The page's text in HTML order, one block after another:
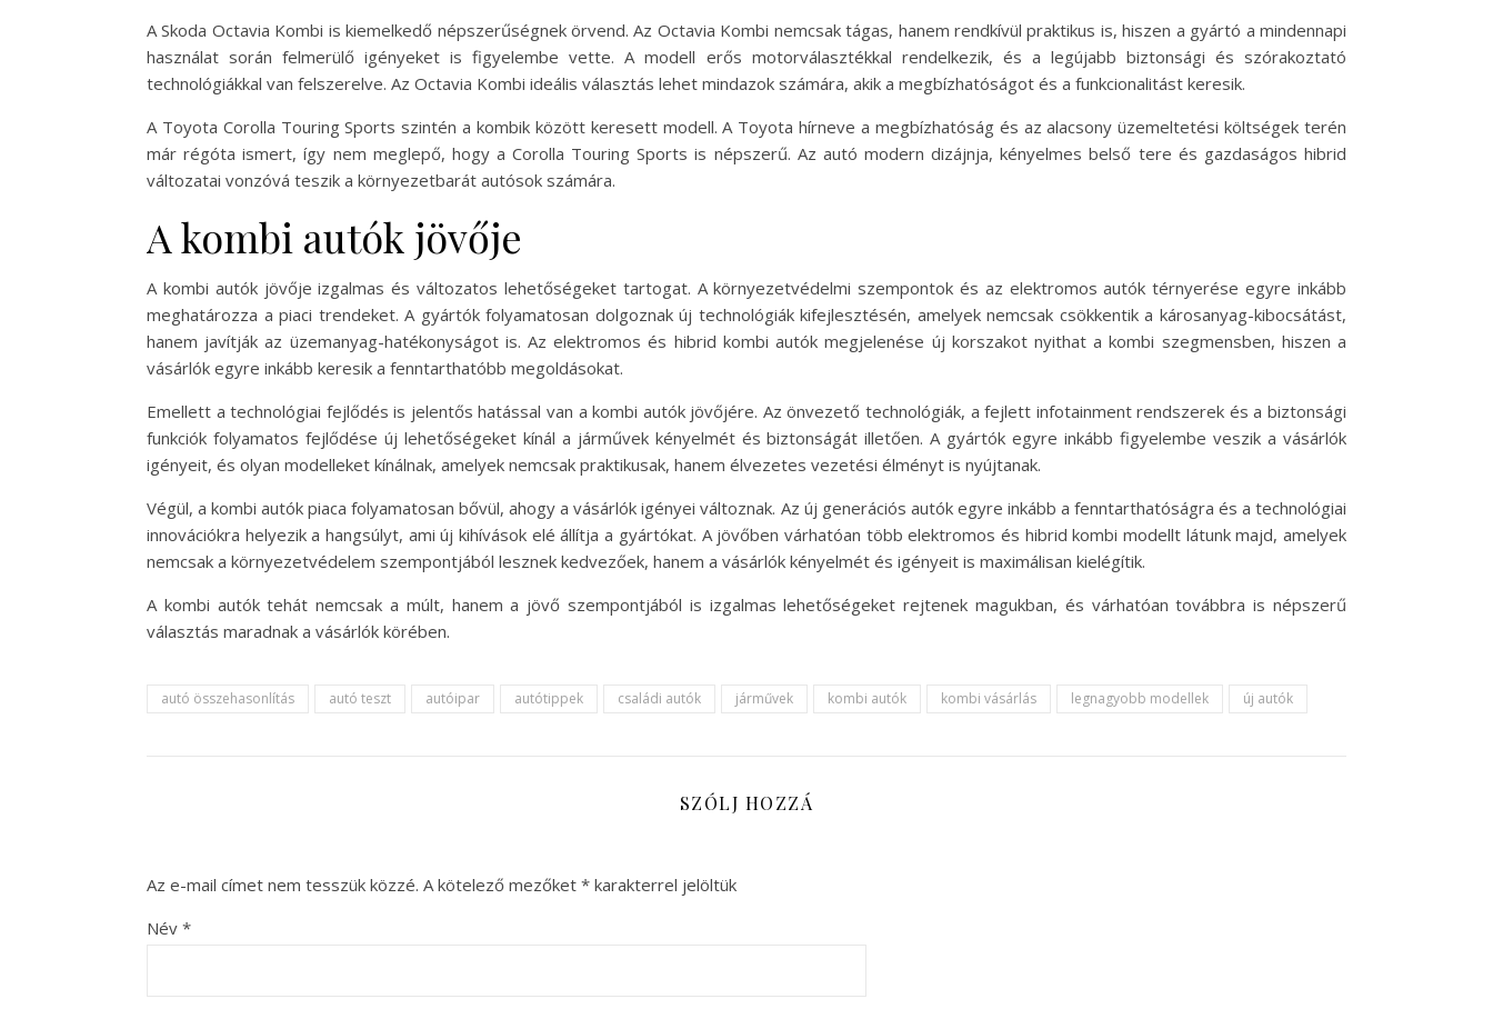
A Skoda Octavia Kombi is kiemelkedő népszerűségnek örvend. Az Octavia Kombi nemcsak tágas, hanem rendkívül praktikus is, hiszen a gyártó a mindennapi
használat során felmerülő igényeket is figyelembe vette. A modell erős motorválasztékkal rendelkezik, és a legújabb biztonsági és szórakoztató
technológiákkal van felszerelve. Az Octavia Kombi ideális választás lehet mindazok számára, akik a megbízhatóságot és a funkcionalitást keresik.
A Toyota Corolla Touring Sports szintén a kombik között keresett modell. A Toyota hírneve a megbízhatóság és az alacsony üzemeltetési költségek terén
már régóta ismert, így nem meglepő, hogy a Corolla Touring Sports is népszerű. Az autó modern dizájnja, kényelmes belső tere és gazdaságos hibrid
változatai vonzóvá teszik a környezetbarát autósok számára.
A kombi autók jövője
A kombi autók jövője izgalmas és változatos lehetőségeket tartogat. A környezetvédelmi szempontok és az elektromos autók térnyerése egyre inkább
meghatározza a piaci trendeket. A gyártók folyamatosan dolgoznak új technológiák kifejlesztésén, amelyek nemcsak csökkentik a károsanyag-kibocsátást,
hanem javítják az üzemanyag-hatékonyságot is. Az elektromos és hibrid kombi autók megjelenése új korszakot nyithat a kombi szegmensben, hiszen a
vásárlók egyre inkább keresik a fenntarthatóbb megoldásokat.
Emellett a technológiai fejlődés is jelentős hatással van a kombi autók jövőjére. Az önvezető technológiák, a fejlett infotainment rendszerek és a biztonsági
funkciók folyamatos fejlődése új lehetőségeket kínál a járművek kényelmét és biztonságát illetően. A gyártók egyre inkább figyelembe veszik a vásárlók
igényeit, és olyan modelleket kínálnak, amelyek nemcsak praktikusak, hanem élvezetes vezetési élményt is nyújtanak.
Végül, a kombi autók piaca folyamatosan bővül, ahogy a vásárlók igényei változnak. Az új generációs autók egyre inkább a fenntarthatóságra és a technológiai
innovációkra helyezik a hangsúlyt, ami új kihívások elé állítja a gyártókat. A jövőben várhatóan több elektromos és hibrid kombi modellt látunk majd, amelyek
nemcsak a környezetvédelem szempontjából lesznek kedvezőek, hanem a vásárlók kényelmét és igényeit is maximálisan kielégítik.
A kombi autók tehát nemcsak a múlt, hanem a jövő szempontjából is izgalmas lehetőségeket rejtenek magukban, és várhatóan továbbra is népszerű
választás maradnak a vásárlók körében.
autó összehasonlítás autó teszt autóipar autótippek családi autók járművek kombi autók kombi vásárlás legnagyobb modellek új autók
SZÓLJ HOZZÁ
Az e-mail címet nem tesszük közzé. A kötelező mezőket * karakterrel jelöltük
Név *